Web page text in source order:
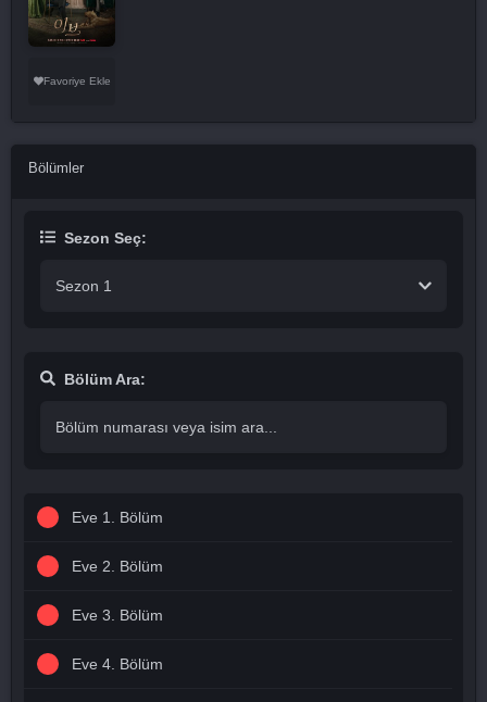
Favoriye Ekle
Bölümler
Sezon Seç:
Sezon 1
Bölüm Ara:
Eve 1. Bölüm
Eve 2. Bölüm
Eve 3. Bölüm
Eve 4. Bölüm